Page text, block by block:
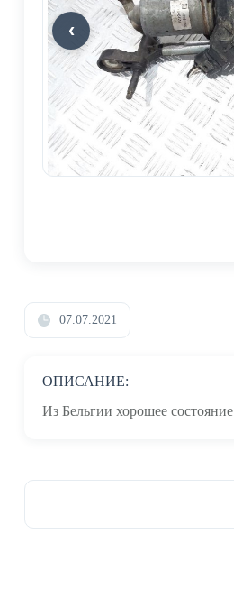
07.07.2021
ОПИСАНИЕ:
Из Бельгии хорошее состояние